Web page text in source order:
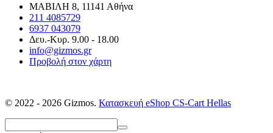
ΜΑΒΙΛΗ 8, 11141 Αθήνα
211 4085729
6937 043079
Δευ.-Κυρ. 9.00 - 18.00
info@gizmos.gr
Προβολή στον χάρτη
© 2022 - 2026 Gizmos. Κατασκευή eShop CS-Cart Hellas